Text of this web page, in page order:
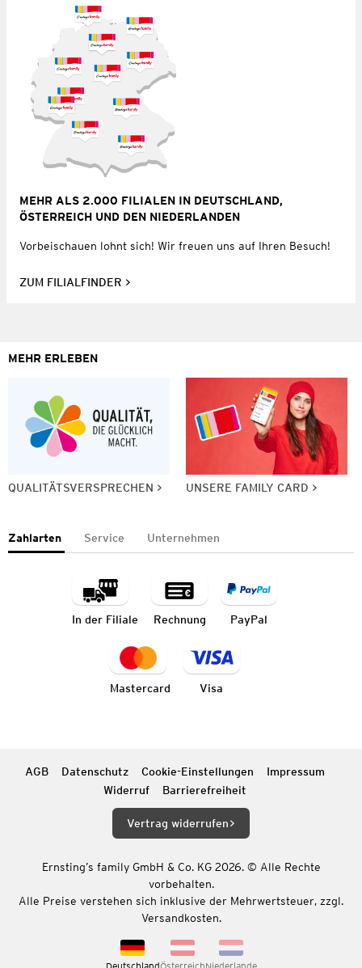
MEHR ALS 2.000 FILIALEN IN DEUTSCHLAND,
ÖSTERREICH UND DEN NIEDERLANDEN
Vorbeischauen lohnt sich! Wir freuen uns auf Ihren Besuch!
ZUM FILIALFINDER
MEHR ERLEBEN
QUALITÄTSVERSPRECHEN UNSERE FAMILY CARD
Zahlarten Service Unternehmen
In der Filiale Rechnung PayPal
Mastercard Visa
AGB Datenschutz Cookie-Einstellungen
Impressum
Widerruf
Barrierefreiheit
Vertrag widerrufen
Ernsting’s family GmbH & Co. KG 2026. © Alle Rechte
vorbehalten.
Alle Preise verstehen sich inklusive der Mehrwertsteuer, zzgl.
Versandkosten.